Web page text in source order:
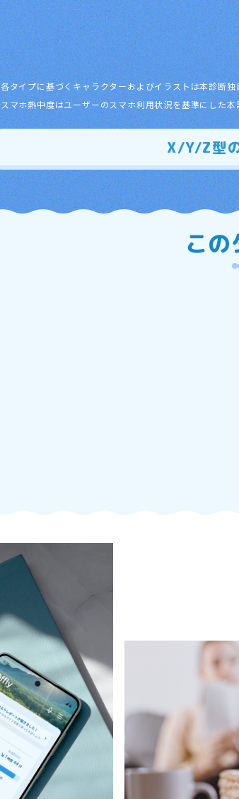
各タイプに基づくキャラクターおよびイラストは本診断
スマホ熱中度はユーザーのスマホ利用状況を基準にした
X/Y/Z型
この